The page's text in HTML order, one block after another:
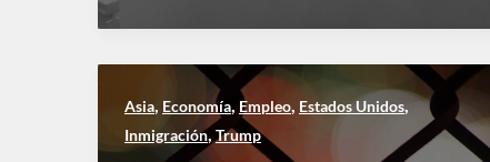
Asia, Economía, Empleo, Estados Unidos,
Inmigración, Trump